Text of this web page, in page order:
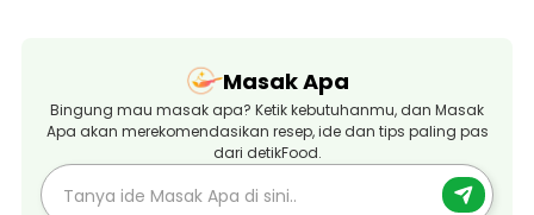
Masak Apa
Bingung mau masak apa? Ketik kebutuhanmu, dan Masak
Apa akan merekomendasikan resep, ide dan tips paling pas
dari detikFood.